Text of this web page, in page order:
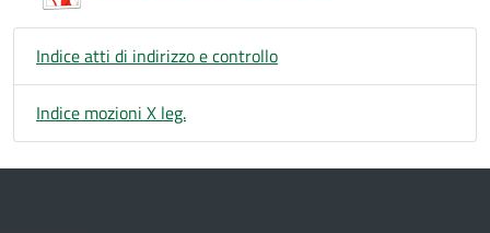
Indice atti di indirizzo e controllo
Indice mozioni X leg.